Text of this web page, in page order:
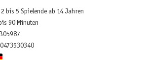
2 bis 5 Spielende ab 14 Jahren
90 Minuten